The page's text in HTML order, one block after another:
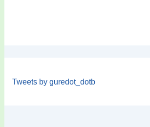
Tweets by guredot_dotb